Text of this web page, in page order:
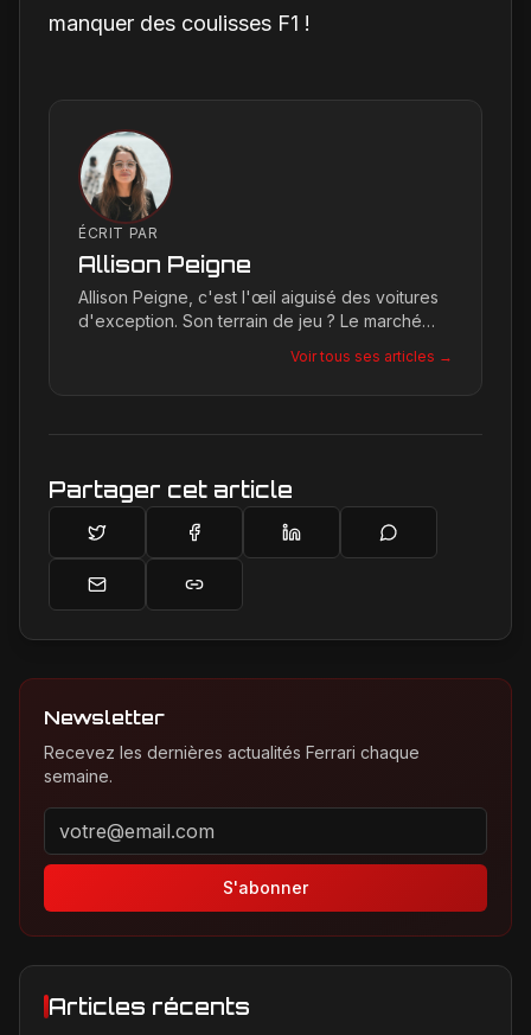
manquer des coulisses F1 !
ÉCRIT PAR
Allison Peigne
Allison Peigne, c'est l'œil aiguisé des voitures
d'exception. Son terrain de jeu ? Le marché
une passion contagieuse les dernières
créations, notamment chez Ferrari, sa marque
Voir tous ses articles →
Partager cet article
Newsletter
Recevez les dernières actualités Ferrari chaque
semaine.
Adresse email pour la newsletter
S'abonner
Articles récents